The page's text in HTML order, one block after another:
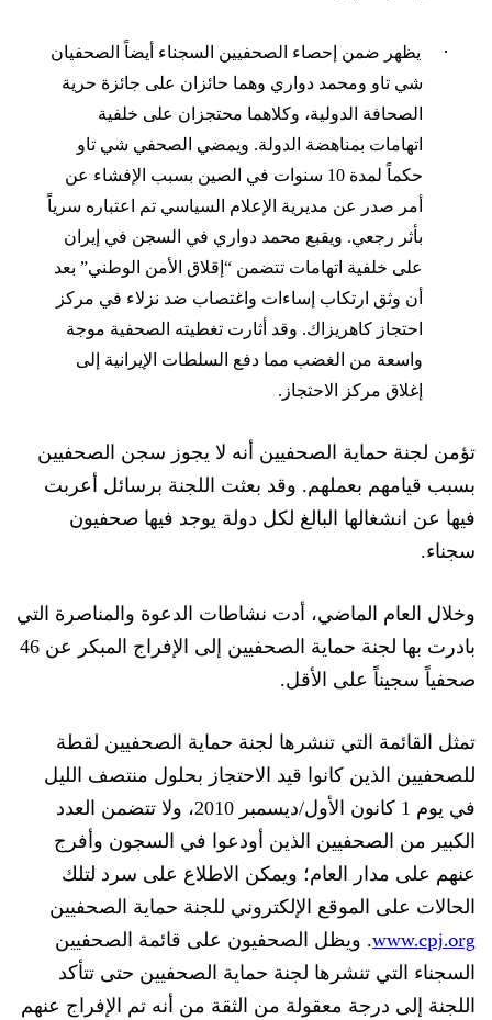
· يظهر ضمن إحصاء الصحفيين السجناء أيضاً الصحفيان
شي تاو ومحمد دواري وهما حائزان على جائزة حرية
الصحافة الدولية، وكلاهما محتجزان على خلفية
اتهامات بمناهضة الدولة. ويمضي الصحفي شي تاو
حكماً لمدة 10 سنوات في الصين
بسبب الإفشاء عن
أمر صدر عن مديرية الإعلام السياسي تم اعتباره سرياً
بأثر ر جعي. ويقبع محمد دواري في السجن في إيران
على خلفية اتهامات تتضمن “إقلاق الأمن الوطني” بعد
أن وثق ارتكاب إساءات واغتصاب ضد نزلاء في مركز
احتجاز كاهريزاك. وقد أثارت تغطيته الصحفية موجة
واسعة من الغضب مما دفع السلطات الإيرانية إلى
إغلاق مركز الاحتجاز.
تؤمن لجنة حماية الصحفيين أنه لا يجوز سجن الصحفيين
بسبب قيامهم بعملهم. وقد بعثت اللجنة برسائل أعربت
فيها عن انشغالها البالغ لكل دولة يوجد فيها صحفيون
سجناء.
وخلال العام الماضي، أدت نشاطات الدعوة والمناصرة التي
بادرت بها لجنة حماية الصحفيين إلى الإفراج المبكر عن 46
صحفياً سجيناً على الأقل.
تمثل القائمة التي تنشرها لجنة حماية الصحفيين لقطة
للصحفيين الذين كانوا قيد الاحتجاز بحلول منتصف الليل
في يوم 1 كانون الأول/ديسمبر 2010، ولا تتضمن العدد
الكبير من الصحفيين الذين أودعوا في السجون وأفرج
عنهم على مدار العام؛ ويمكن الاطلاع على سرد لتلك
الحالات على الموقع الإلكتروني للجنة حماية الصحفيين
www.cpj.org. ويظل الصحفيون على قائمة الصحفيين
السجناء التي تنشرها لجنة حماية الصحفيين حتى تتأكد
اللجنة إلى درجة معقولة من الثقة من أنه تم الإفراج عنهم